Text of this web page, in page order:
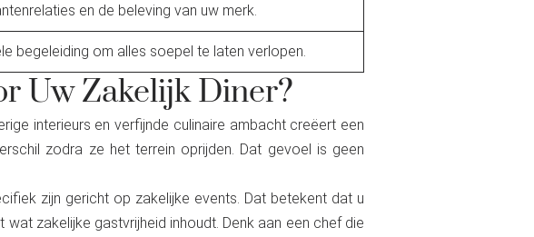
en de beleving van uw merk.
begeleiding om alles soepel te laten verlopen.
Uw Zakelijk Diner?
interieurs en verfijnde culinaire ambacht creëert een
zodra ze het terrein oprijden. Dat gevoel is geen
zijn gericht op zakelijke events. Dat betekent dat u
zakelijke gastvrijheid inhoudt. Denk aan een chef die